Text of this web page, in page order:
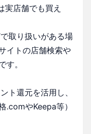
実店舗でも買え
取り扱いがある場
イトの店舗検索や
す。
ト還元を活用し、
.comやKeepa等）